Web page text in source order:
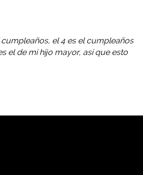
el 4 es el cumpleaños
el de mi hijo mayor, así que esto